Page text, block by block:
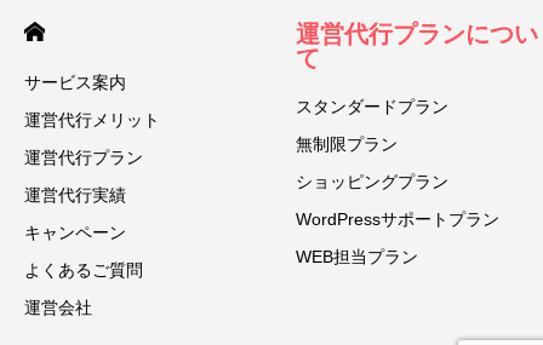
サービス案内
運営代行メリット
運営代行プラン
運営代行実績
キャンペーン
よくあるご質問
運営会社
運営代行プランについ
て
スタンダードプラン
無制限プラン
ショッピングプラン
WordPressサポートプラン
WEB担当プラン